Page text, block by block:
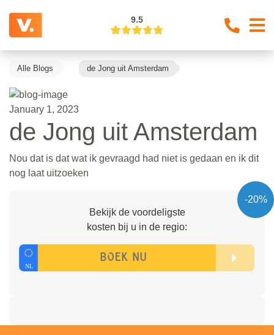
9.5
Alle Blogs de Jong uit Amsterdam
January 1, 2023
de Jong uit Amsterdam
Nou dat is dat wat ik gevraagd had niet is gedaan en ik dit
nog laat uitzoeken
-20%
Bekijk de voordeligste
kosten bij u in de regio: